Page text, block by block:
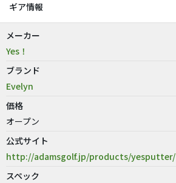
ギア情報
メーカー
Yes！
ブランド
Evelyn
価格
オープン
公式サイト
http://adamsgolf.jp/products/yesputter/
スペック